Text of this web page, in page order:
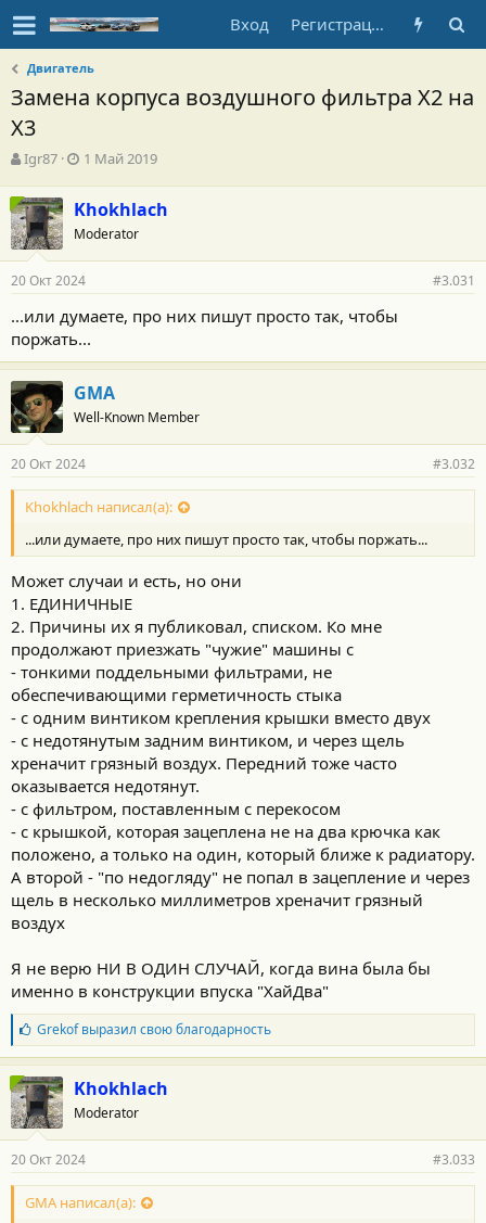
Вход Регистрация
Двигатель
Замена корпуса воздушного фильтра Х2 на
Х3
А
т
о
р
т
е
м
ы
Igr87
Д
а
н
ч
а
л
1 Май 2019
Khokhlach
Moderator
20 Окт 2024 #3.031
...или думаете, про них пишут просто так, чтобы
поржать...
GMA
Well-Known Member
20 Окт 2024 #3.032
Khokhlach написал(а):
...или думаете, про них пишут просто так, чтобы поржать...
Может случаи и есть, но они
1. ЕДИНИЧНЫЕ
2. Причины их я публиковал, списком. Ко мне
продолжают приезжать "чужие" машины с
- тонкими поддельными фильтрами, не
обеспечивающими герметичность стыка
- с одним винтиком крепления крышки вместо двух
- с недотянутым задним винтиком, и через щель
хреначит грязный воздух. Передний тоже часто
оказывается недотянут.
- с фильтром, поставленным с перекосом
- с крышкой, которая зацеплена не на два крючка как
положено, а только на один, который ближе к радиатору.
А второй - "по недогляду" не попал в зацепление и через
щель в несколько миллиметров хреначит грязный
воздух
Я не верю НИ В ОДИН СЛУЧАЙ, когда вина была бы
именно в конструкции впуска "ХайДва"
Б
л
а
г
о
д
а
н
о
с
Grekofвыразил свою благодарность
Khokhlach
Moderator
20 Окт 2024 #3.033
GMA написал(а):